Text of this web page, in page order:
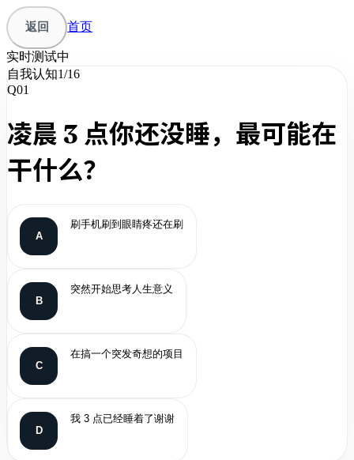
返回 首页
实时测试中
自我认知1/16
Q01
凌晨 3 点你还没睡，最可能在
干什么？
A
刷手机刷到眼睛疼还在刷
B
突然开始思考人生意义
C
在搞一个突发奇想的项目
D
我 3 点已经睡着了谢谢